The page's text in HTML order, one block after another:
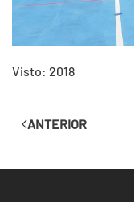
Visto: 2018
ANTERIOR